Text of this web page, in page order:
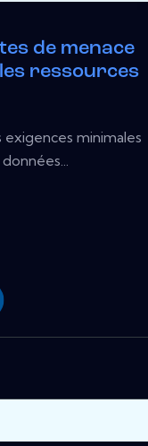
de menace
ressources
exigences minimales